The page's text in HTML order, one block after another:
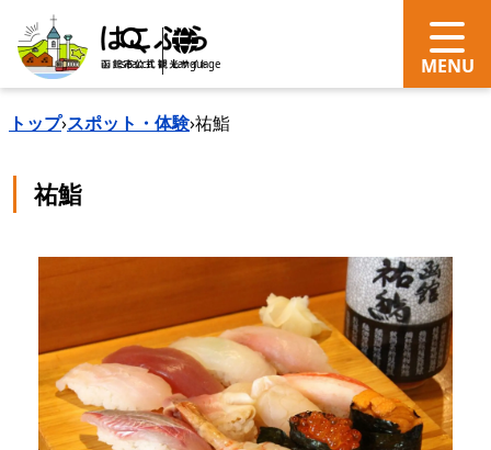
search Language
トップ›スポット・体験›祐鮨
祐鮨